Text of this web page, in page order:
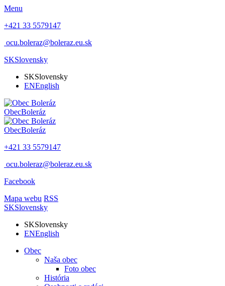
Menu
+421 33 5579147
ocu.boleraz@boleraz.eu.sk
SKSlovensky
SKSlovensky
ENEnglish
ObecBoleráz
ObecBoleráz
+421 33 5579147
ocu.boleraz@boleraz.eu.sk
Facebook
Mapa webu RSS
SKSlovensky
SKSlovensky
ENEnglish
Obec
Naša obec
Foto obec
História